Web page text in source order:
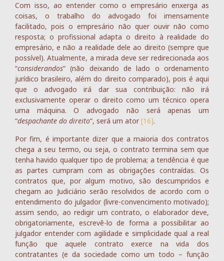
Com isso, ao entender como o empresário enxerga as
coisas, o trabalho do advogado foi imensamente
facilitado, pois o empresário não quer ouvir não como
resposta; o profissional adapta o direito à realidade do
empresário, e não a realidade dele ao direito (sempre que
possível). Atualmente, a mirada deve ser redirecionada aos
“considerandos” (não deixando de lado o ordenamento
jurídico brasileiro, além do direito comparado), pois é aqui
que o advogado irá dar sua contribuição: não irá
exclusivamente operar o direito como um técnico opera
uma máquina. O advogado não será apenas um
“despachante do direito“, será um ator [16].
Por fim, é importante dizer que a maioria dos contratos
chega a seu termo, ou seja, o contrato termina sem que
tenha havido qualquer tipo de problema; a tendência é que
as partes cumpram com as obrigações contraídas. Os
contratos que, por algum motivo, são descumpridos e
chegam ao Judiciário serão resolvidos de acordo com o
entendimento do julgador (livre-convencimento motivado);
assim sendo, ao redigir um contrato, o elaborador deve,
obrigatoriamente, escrevê-lo de forma a possibilitar ao
julgador entender com agilidade e simplicidade qual a real
função que aquele contrato exerce na vida dos
contratantes (e da sociedade como um todo – função